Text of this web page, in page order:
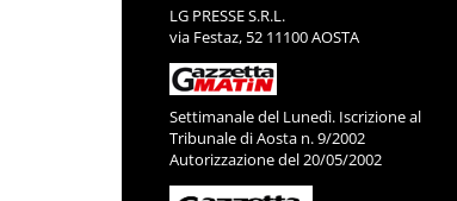
LG PRESSE S.R.L.
via Festaz, 52 11100 AOSTA
Settimanale del Lunedì. Iscrizione al
Tribunale di Aosta n. 9/2002
Autorizzazione del 20/05/2002